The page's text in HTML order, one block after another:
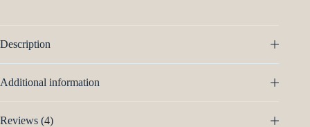
Description
Additional information
Reviews (4)